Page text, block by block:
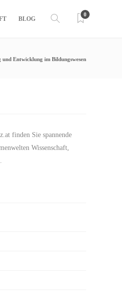
BLOG
0
Entwicklung im Bildungswesen
finden Sie spannende
Wissenschaft,